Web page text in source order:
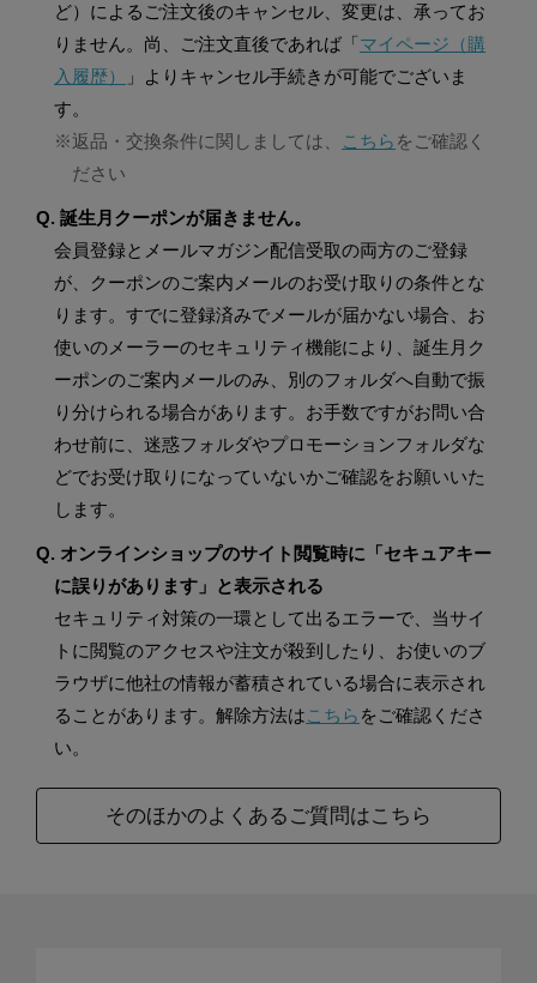
ど）によるご注文後のキャンセル、変更は、承ってお
りません。尚、ご注文直後であれば「マイページ（購
入履歴）
」よりキャンセル手続きが可能でございま
す。
※返品・交換条件に関しましては、
こちら をご確認く
ださい
Q. 誕生月クーポンが届きません。
会員登録とメールマガジン配信受取の両方のご登録
が、クーポンのご案内メールのお受け取りの条件とな
ります。すでに登録済みでメールが届かない場合、お
使いのメーラーのセキュリティ機能により、誕生月ク
ーポンのご案内メールのみ、別のフォルダへ自動で振
り分けられる場合があります。お手数ですがお問い合
わせ前に、迷惑フォルダやプロモーションフォルダな
どでお受け取りになっていないかご確認をお願いいた
します。
Q. オンラインショップのサイト閲覧時に「セキュアキー
に誤りがあります」と表示される
セキュリティ対策の一環として出るエラーで、当サイ
トに閲覧のアクセスや注文が殺到したり、お使いのブ
ラウザに他社の情報が蓄積されている場合に表示され
ることがあります。解除方法はこちら をご確認くださ
い。
そのほかのよくあるご質問はこちら